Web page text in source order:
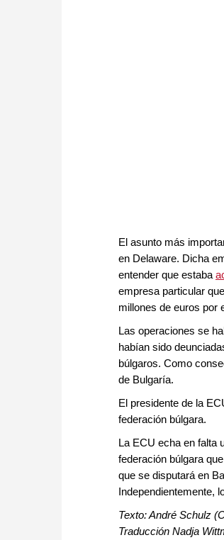
El asunto más
en Delaware. Dicha
entender que estaba
empresa particular
millones de euros por
Las operaciones se
habían sido
búlgaros. Como
de Bulgaría.
El presidente de la
federación búlgara.
La ECU echa en falta
federación búlgara
que se disputará en
Independientemente,
Texto: André Schulz
Traducción Nadja